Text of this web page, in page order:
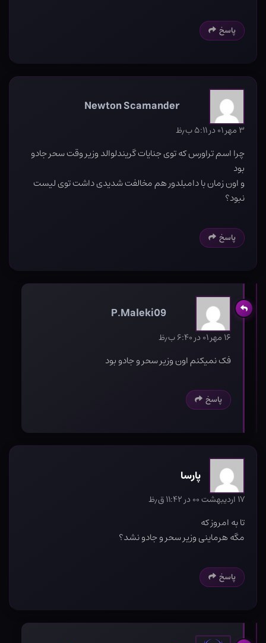
پاسخ
Newton Scamander
۳ مهر ۰۱ در ۵:۱۱ ب٫ظ
چرا اسم تراورس که توی جنایات گریندلوالد وزیر وقت سحر جادو
بود
و اون زمان با دامبلدور هم مخالفت شدیدی داشت توی لیست
نبود؟
پاسخ
P.Maleki09
۱۶ مهر ۰۱ در ۶:۴۰ ب٫ظ
فک نمیکنم اون وزیر سحر و جادو بود
پاسخ
پارسا
۱۷ اردیبهشت ۰۰ در ۱۱:۴۲ ق٫ظ
تا به امروز که
مگه هرماینی وزیر سحر و جادو نشد؟
پاسخ